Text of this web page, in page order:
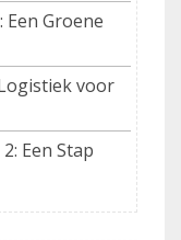
Groene
voor
Een Stap